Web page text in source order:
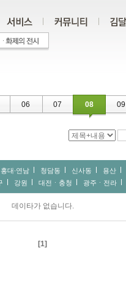
06 07 08 09
홍대∙연남 청담동 신사동 용산
강원 대전ㆍ충청 광주ㆍ전라
데이타가 없습니다.
[1]